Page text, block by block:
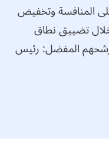
المنافسة وتخفيض
تضييق نطاق
المفضل: رئيس